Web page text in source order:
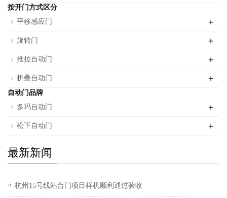
按开门方式区分
平移感应门
+
旋转门 +
推拉自动门 +
折叠自动门 +
自动门品牌
多玛自动门
+
松下自动门 +
最新新闻
杭州15号线站台门项目样机顺利通过验收